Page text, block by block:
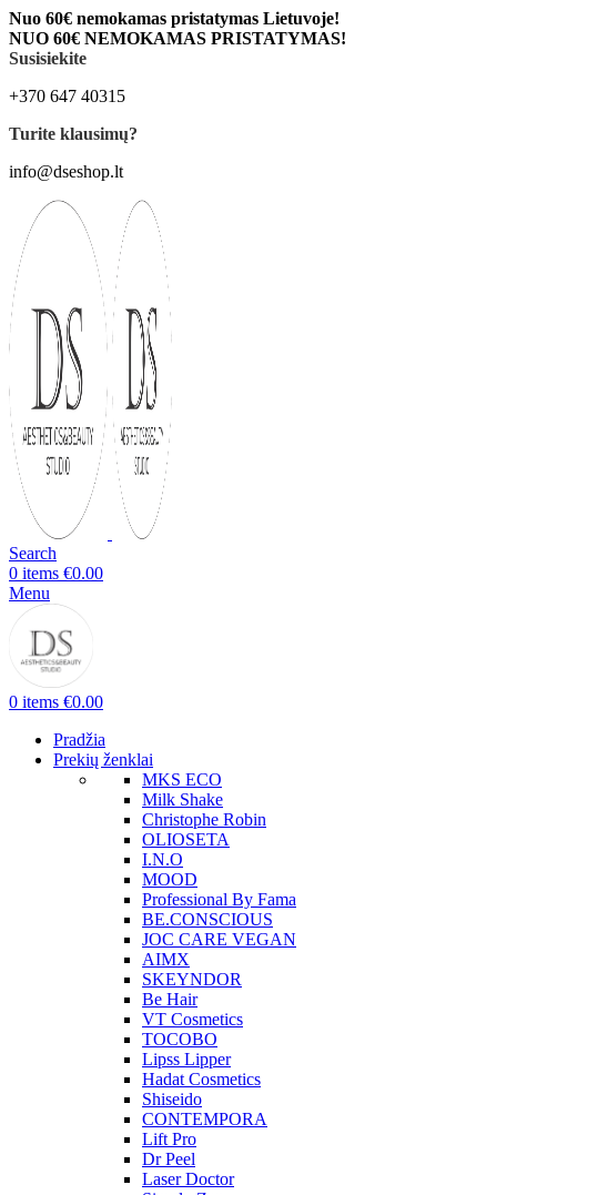
Nuo 60€ nemokamas pristatymas Lietuvoje!
NUO 60€ NEMOKAMAS PRISTATYMAS!
Susisiekite
+370 647 40315
Turite klausimų?
info@dseshop.lt
Search
0 items €0.00
Menu
0 items €0.00
Pradžia
Prekių ženklai
MKS ECO
Milk Shake
Christophe Robin
OLIOSETA
I.N.O
MOOD
Professional By Fama
BE.CONSCIOUS
JOC CARE VEGAN
AIMX
SKEYNDOR
Be Hair
VT Cosmetics
TOCOBO
Lipss Lipper
Hadat Cosmetics
Shiseido
CONTEMPORA
Lift Pro
Dr Peel
Laser Doctor